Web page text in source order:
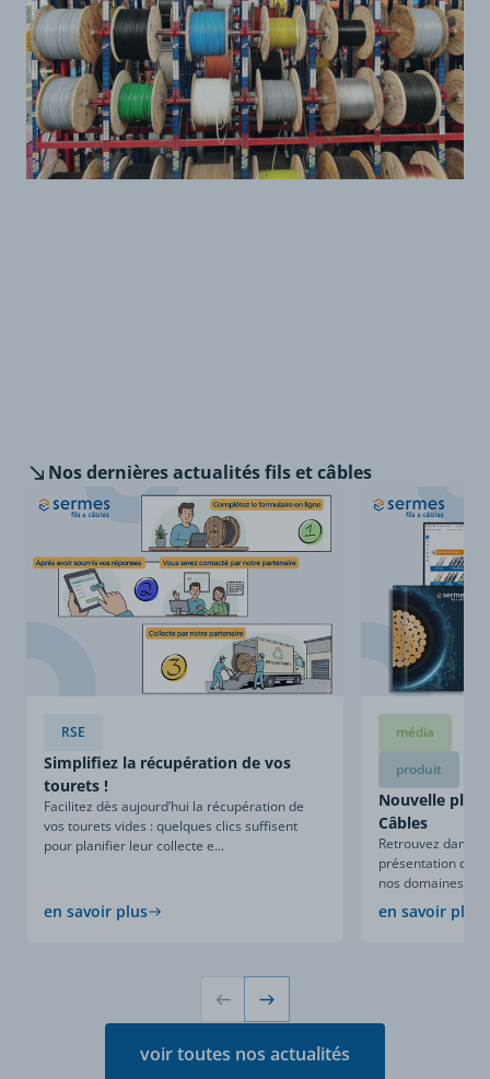
Nos dernièresactualités fils et câbles
RSE
Simplifiez la récupération de vos
tourets !
Facilitez dès aujourd’hui la récupération de
vos tourets vides : quelques clics suffisent
pour planifier leur collecte e...
en savoir plus
média
produit
Nouvelle
Câbles
Retrouvez dans
présentation
nos domaines
en savoir plus
voir toutes nos actualités